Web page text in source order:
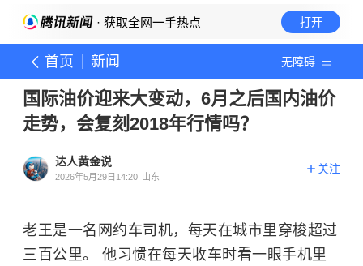
· 获取全网一手热点 打开
首页 新闻 无障碍
国际油价迎来大变动，6月之后国内油价
走势，会复刻2018年行情吗？
达人黄金说
2026年5月29日14:20 山东
关注
老王是一名网约车司机，每天在城市里穿梭超过
三百公里。 他习惯在每天收车时看一眼手机里